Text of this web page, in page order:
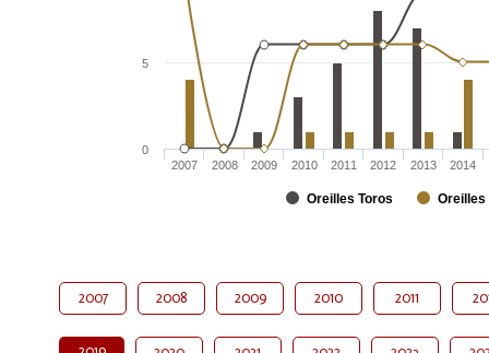
Oreilles Toros Oreilles
2007 2008 2009 2010 2011 2012 2013 2014
0
5
2007 2008 2009 2010 2011